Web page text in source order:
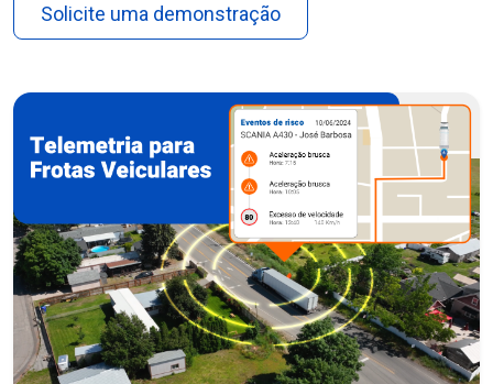
Solicite uma demonstração